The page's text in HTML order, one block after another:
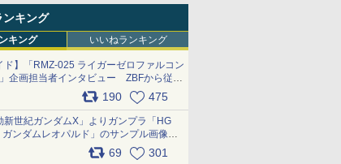
ンキング
キング いいねランキング
ド】「RMZ-025 ライガーゼロファルコン
企画担当者インタビュー ZBFから従来
ンまで再現可能なボリューム満点のキッ
pic.x.com/6zOqQAQKkX
190 475
新世紀ガンダムX」よりガンプラ「HG
ガンダムレオパルド」のサンプル画像が
69 301